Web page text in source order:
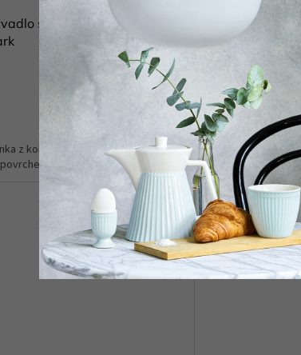
s víkem 1 l INU Hand
Skladem(4 ks)
Do košíku
z kolekce INU od Zone Denmark
a...
Masážní kartáč
Denmark
376 Kč / ks
Koupelový kartáč
Materiál: bukové